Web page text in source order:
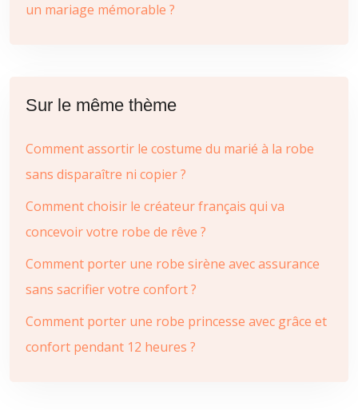
un mariage mémorable ?
Sur le même thème
Comment assortir le costume du marié à la robe
sans disparaître ni copier ?
Comment choisir le créateur français qui va
concevoir votre robe de rêve ?
Comment porter une robe sirène avec assurance
sans sacrifier votre confort ?
Comment porter une robe princesse avec grâce et
confort pendant 12 heures ?